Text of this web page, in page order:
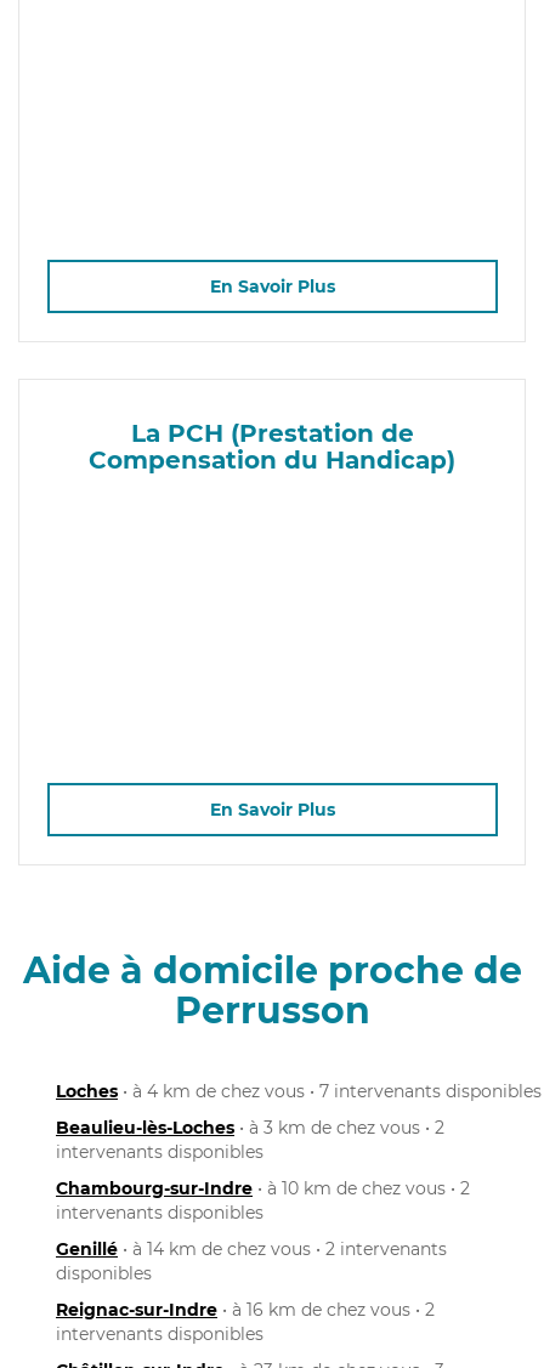
En Savoir Plus
La PCH (Prestation de
Compensation du Handicap)
En Savoir Plus
Aide à domicile proche de
Perrusson
Loches • à 4 km de chez vous • 7 intervenants disponibles
Beaulieu-lès-Loches • à 3 km de chez vous • 2
intervenants disponibles
Chambourg-sur-Indre • à 10 km de chez vous • 2
intervenants disponibles
Genillé • à 14 km de chez vous • 2 intervenants
disponibles
Reignac-sur-Indre • à 16 km de chez vous • 2
intervenants disponibles